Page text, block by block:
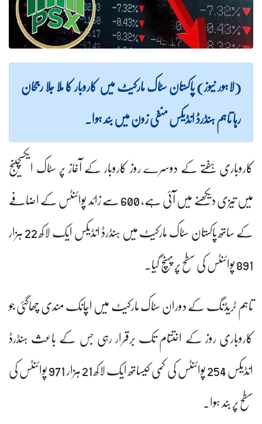
(لاہور نیوز) پاکستان سٹاک مارکیٹ میں کاروبار کا ملا جلا رجحان
رہا تاہم ہنڈرڈ انڈیکس منفی زون میں بند ہوا۔
کاروباری ہفتے کے دوسرے روز کاروبار کے آغاز پر سٹاک ایکسچینج
میں تیزی دیکھنے میں آئی ہے، 600 سے زائد پوائنٹس کے اضافے
کے ساتھ پاکستان سٹاک مارکیٹ میں ہنڈرڈ انڈیکس ایک لاکھ 22 ہزار
891 پوائنٹس کی سطح پر پہنچ گیا۔
تاہم ٹریڈنگ کے دوران سٹاک مارکیٹ میں اچانک مندی چھاگئی جو
کاروباری روز کے اختتام تک برقرار رہی جس کے باعث ہنڈرڈ
انڈیکس 254 پوائنٹس کی کمی کیساتھ ایک لاکھ 21 ہزار 971 پوائنٹس کی
سطح پر بند ہوا۔